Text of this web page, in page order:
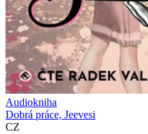
Audiokniha
Dobrá práce, Jeevesi
CZ